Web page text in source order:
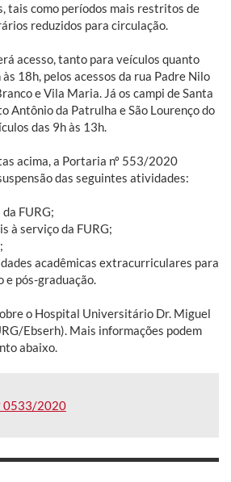
tais como períodos mais restritos de
reduzidos para circulação.
acesso, tanto para veículos quanto
18h, pelos acessos da rua Padre Nilo
e Vila Maria. Já os campi de Santa
Antônio da Patrulha e São Lourenço do
das 9h às 13h.
acima, a Portaria nº 553/2020
das seguintes atividades:
FURG;
à serviço da FURG;
acadêmicas extracurriculares para
e pós-graduação.
o Hospital Universitário Dr. Miguel
Ebserh). Mais informações podem
abaixo.
0533/2020